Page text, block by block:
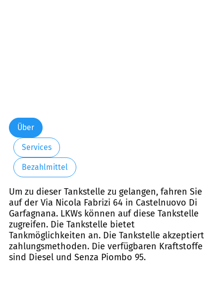
Über
Services
Bezahlmittel
Um zu dieser Tankstelle zu gelangen, fahren Sie
auf der Via Nicola Fabrizi 64 in Castelnuovo Di
Garfagnana. LKWs können auf diese Tankstelle
zugreifen. Die Tankstelle bietet
Tankmöglichkeiten an. Die Tankstelle akzeptiert
zahlungsmethoden. Die verfügbaren Kraftstoffe
sind Diesel und Senza Piombo 95.